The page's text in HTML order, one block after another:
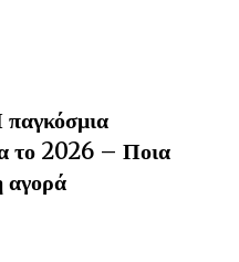
το 2026 – Ποια
αγορά